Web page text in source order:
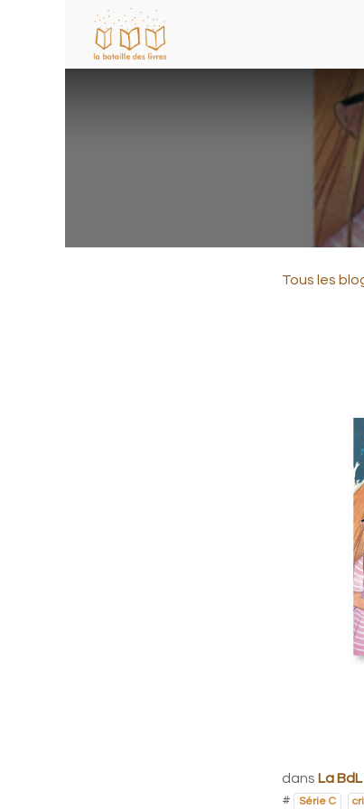
Tous les
dans La
#
Série C